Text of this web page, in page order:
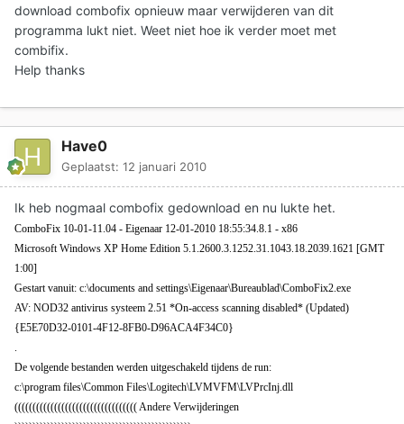
download combofix opnieuw maar verwijderen van dit
programma lukt niet. Weet niet hoe ik verder moet met
combifix.
Help thanks
Have0
Geplaatst: 12 januari 2010
Ik heb nogmaal combofix gedownload en nu lukte het.
ComboFix 10-01-11.04 - Eigenaar 12-01-2010 18:55:34.8.1 - x86
Microsoft Windows XP Home Edition 5.1.2600.3.1252.31.1043.18.2039.1621 [GMT
1:00]
Gestart vanuit: c:\documents and settings\Eigenaar\Bureaublad\ComboFix2.exe
AV: NOD32 antivirus systeem 2.51 *On-access scanning disabled* (Updated)
{E5E70D32-0101-4F12-8FB0-D96ACA4F34C0}
.
De volgende bestanden werden uitgeschakeld tijdens de run:
c:\program files\Common Files\Logitech\LVMVFM\LVPrcInj.dll
(((((((((((((((((((((((((((((((((( Andere Verwijderingen